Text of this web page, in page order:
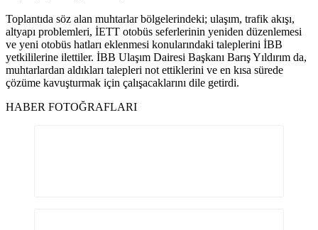
Toplantıda söz alan muhtarlar bölgelerindeki; ulaşım, trafik akışı,
altyapı problemleri, İETT otobüs seferlerinin yeniden düzenlemesi
ve yeni otobüs hatları eklenmesi konularındaki taleplerini İBB
yetkililerine ilettiler. İBB Ulaşım Dairesi Başkanı Barış Yıldırım da,
muhtarlardan aldıkları talepleri not ettiklerini ve en kısa sürede
çözüme kavuşturmak için çalışacaklarını dile getirdi.
HABER FOTOĞRAFLARI